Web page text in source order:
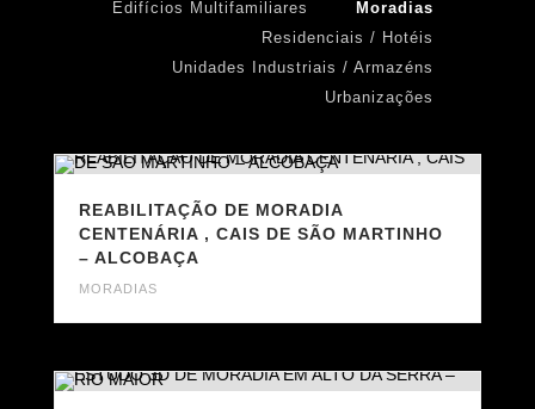
Edifícios Multifamiliares
Moradias
Residenciais / Hotéis
Unidades Industriais / Armazéns
Urbanizações
REABILITAÇÃO DE MORADIA
CENTENÁRIA , CAIS DE SÃO MARTINHO
– ALCOBAÇA
MORADIAS